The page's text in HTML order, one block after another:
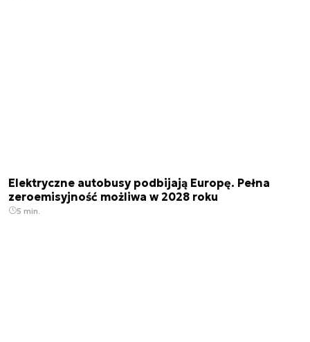
Elektryczne autobusy podbijają Europę. Pełna
zeroemisyjność możliwa w 2028 roku
5 min.